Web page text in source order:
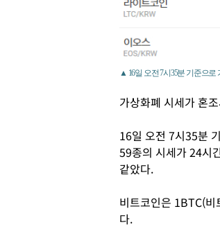
▲ 16일 오전 7시35분 기준으
가상화폐 시세가 혼
16일 오전 7시35분
59종의 시세가 24시
같았다.
비트코인은 1BTC(
다.